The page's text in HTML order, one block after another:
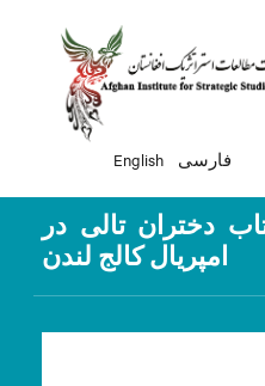
English فارسی
دختران تالی در
امپریال کالج لندن